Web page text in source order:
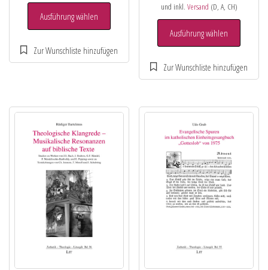
Ausführung wählen
und inkl. Versand (D, A, CH)
Ausführung wählen